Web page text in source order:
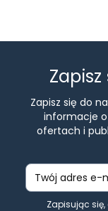
Zapisz się do
informacje
ofertach i
Zapisując